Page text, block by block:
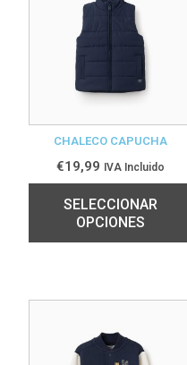
CHALECO CAPUCHA
€19,99 IVA Incluido
SELECCIONAR
OPCIONES